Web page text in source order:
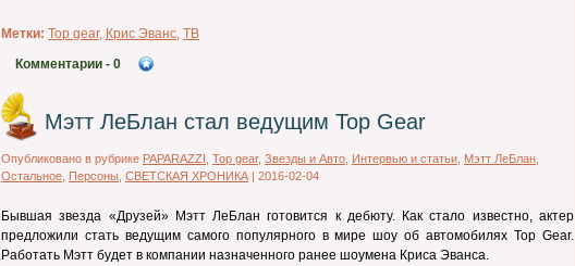
Метки: Top gear, Крис Эванс, ТВ
Комментарии - 0
Мэтт ЛеБлан стал ведущим Top Gear
Опубликовано в рубрике PAPARAZZI Top gear, Звезды и Авто Интервью и статьи Мэтт ЛеБлан
Остальное Персоны СВЕТСКАЯ ХРОНИКА | 2016-02-04
Бывшая звезда «Друзей» Мэтт ЛеБлан готовится к дебюту. Как стало известно, актер
предложили стать ведущим самого популярного в мире шоу об автомобилях Top Gear.
Работать Мэтт будет в компании назначенного ранее шоумена Криса Эванса.